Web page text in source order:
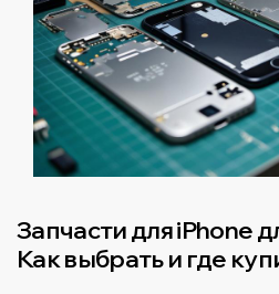
Запчасти для iPhone
Как выбрать и где